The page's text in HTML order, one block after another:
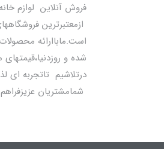
فروش آنلاین لوازم
ازمعتبرترین
است.ماباارائه
شده و
درتلاشیم تاتجربه ای
شمامشتریان